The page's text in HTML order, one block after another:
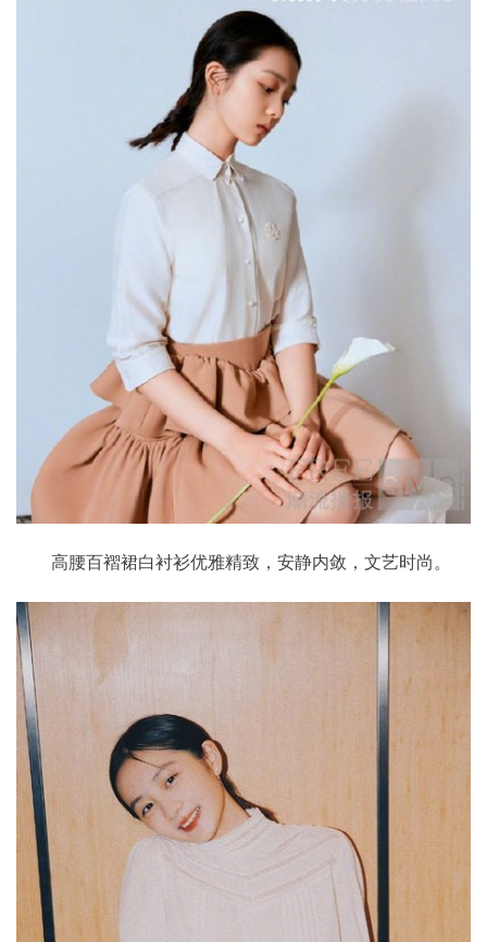
高腰百褶裙白衬衫优雅精致，安静内敛，文艺时尚。